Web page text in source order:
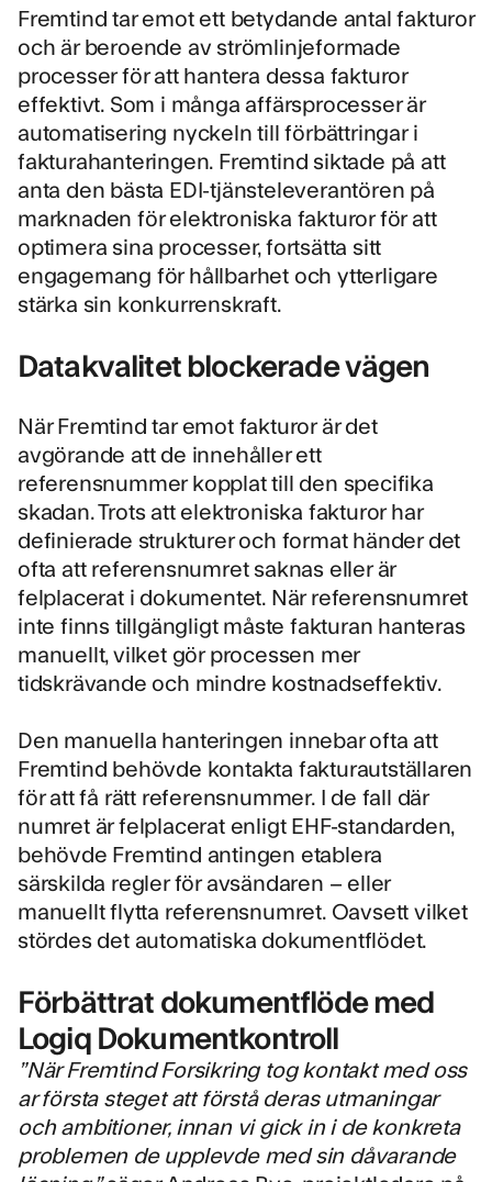
Fremtind tar emot ett betydande antal fakturor
och är beroende av strömlinjeformade
processer för att hantera dessa fakturor
effektivt. Som i många affärsprocesser är
automatisering nyckeln till förbättringar i
fakturahanteringen. Fremtind siktade på att
anta den bästa EDI-tjänsteleverantören på
marknaden för elektroniska fakturor för att
optimera sina processer, fortsätta sitt
engagemang för hållbarhet och ytterligare
stärka sin konkurrenskraft.
Datakvalitet blockerade vägen
När Fremtind tar emot fakturor är det
avgörande att de innehåller ett
referensnummer kopplat till den specifika
skadan. Trots att elektroniska fakturor har
definierade strukturer och format händer det
ofta att referensnumret saknas eller är
felplacerat i dokumentet. När referensnumret
inte finns tillgängligt måste fakturan hanteras
manuellt, vilket gör processen mer
tidskrävande och mindre kostnadseffektiv.
Den manuella hanteringen innebar ofta att
Fremtind behövde kontakta fakturautställaren
för att få rätt referensnummer. I de fall där
numret är felplacerat enligt EHF-standarden,
behövde Fremtind antingen etablera
särskilda regler för avsändaren – eller
manuellt flytta referensnumret. Oavsett vilket
stördes det automatiska dokumentflödet.
Förbättrat dokumentflöde med
Logiq Dokumentkontroll
”När Fremtind Forsikring tog kontakt med oss
ar första steget att förstå deras utmaningar
och ambitioner, innan vi gick in i de konkreta
problemen de upplevde med sin dåvarande